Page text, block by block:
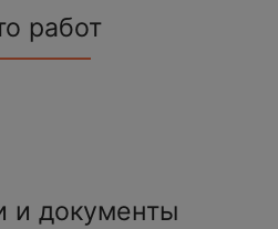
работ
и документы